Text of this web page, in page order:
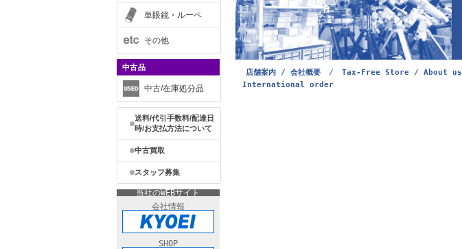
単眼鏡・ルーペ
その他
中古品
中古/在庫処分品
送料/代引手数料/配達日
時/お支払方法について
中古買取
スタッフ募集
当社のWEBサイト
会社情報
SHOP
店舗案内 / 会社概要 / Tax-Free Store / About us
International order